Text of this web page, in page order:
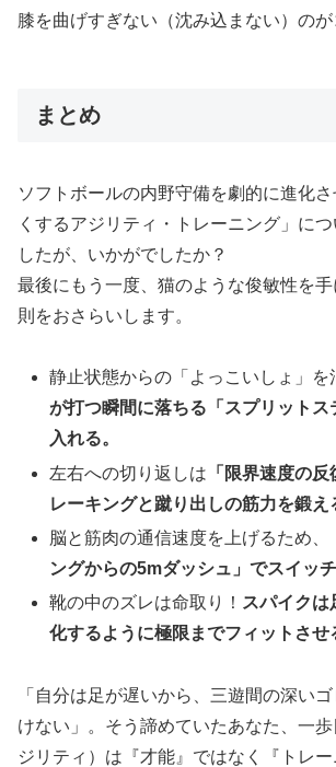
膝を曲げすぎない（沈み込まない）のが
まとめ
ソフトボールの内野守備を劇的に進化
くするアジリティ・トレーニング」に
したが、いかがでしたか？
最後にもう一度、猫のような俊敏性を
則をおさらいします。
静止状態からの「よっこいしょ」を
が打つ瞬間に落ちる「スプリットス
入れる。
左右への切り返しは 「限界速度の
レーキングと蹴り出しの筋力を鍛え
脳と筋肉の通信速度を上げるため、
ングからの5mダッシュ」でスイッチ
靴の中のズレは命取り！ スパイクは
化するように極限までフィットさせ
「自分は足が遅いから、三遊間の深い
けない」。そう諦めていたあなた、一
ジリティ）は『才能』ではなく『トレ